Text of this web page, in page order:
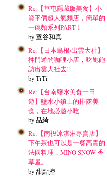
Re:【草屯隱藏版美食】小
資平價超人氣麵店，簡單的
一碗麵系列PART 1
by 童谷和真
Re:【日本島根/出雲大社】
神門通的咖哩小店，吃飽飽
訪出雲大社去!!
by TiTi
Re:【台南鹽水美食一日
遊】鹽水小鎮上的排隊美
食，在地必遊小吃
by 品綺
Re:【南投冰淇淋專賣店】
下午茶也可以是一餐高貴的
法國料理，MINO SNOW 香
草屋。
by 甜點控